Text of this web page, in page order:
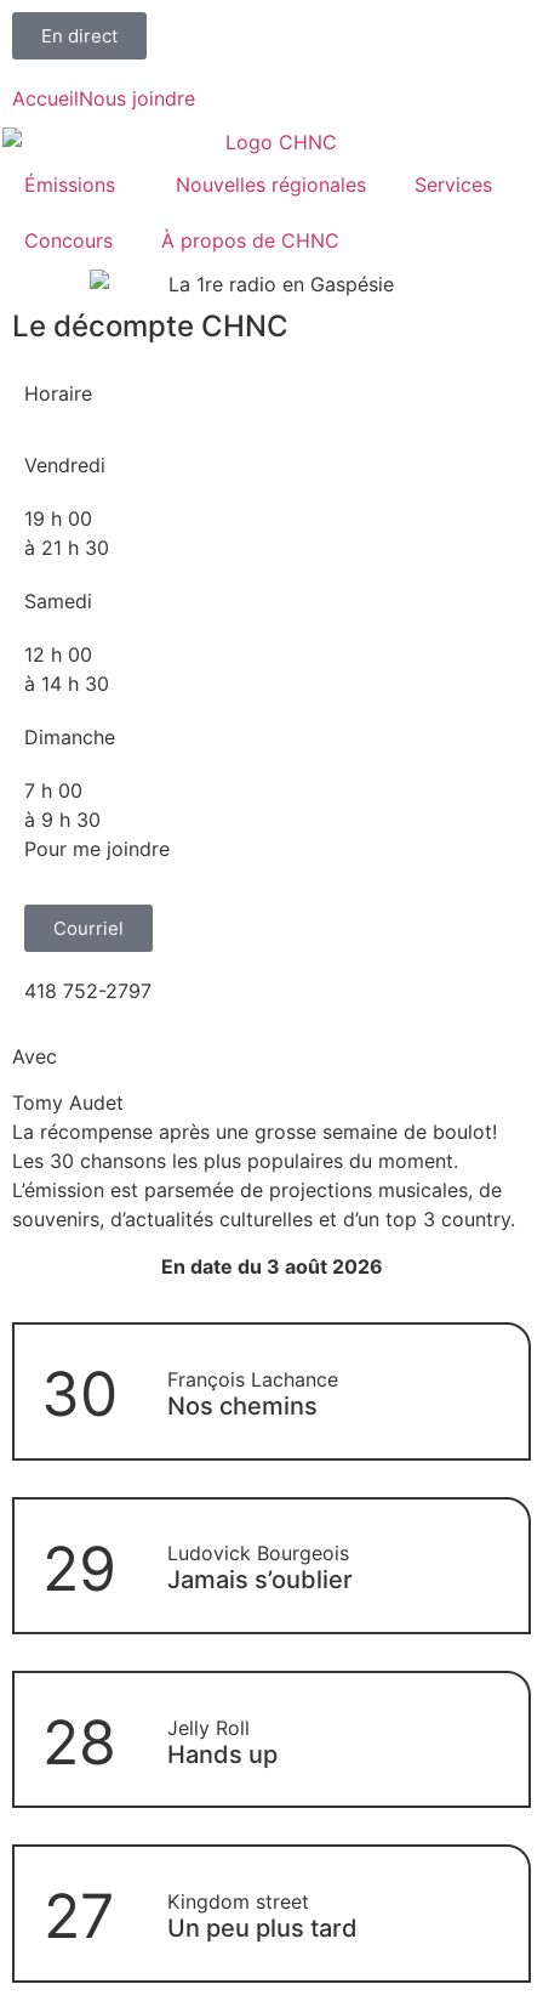
En direct
AccueilNous joindre
Émissions Nouvelles régionales Services
Concours À propos de CHNC
107,1
Le décompte CHNC
Horaire
Vendredi
19 h 00
à 21 h 30
Samedi
12 h 00
à 14 h 30
Dimanche
7 h 00
à 9 h 30
Pour me joindre
Courriel
418 752-2797
Avec
Tomy Audet
La récompense après une grosse semaine de boulot!
Les 30 chansons les plus populaires du moment.
L’émission est parsemée de projections musicales, de
souvenirs, d’actualités culturelles et d’un top 3 country.
En date du 3 août 2026
30 François Lachance
Nos chemins
29 Ludovick Bourgeois
Jamais s’oublier
28 Jelly Roll
Hands up
27 Kingdom street
Un peu plus tard